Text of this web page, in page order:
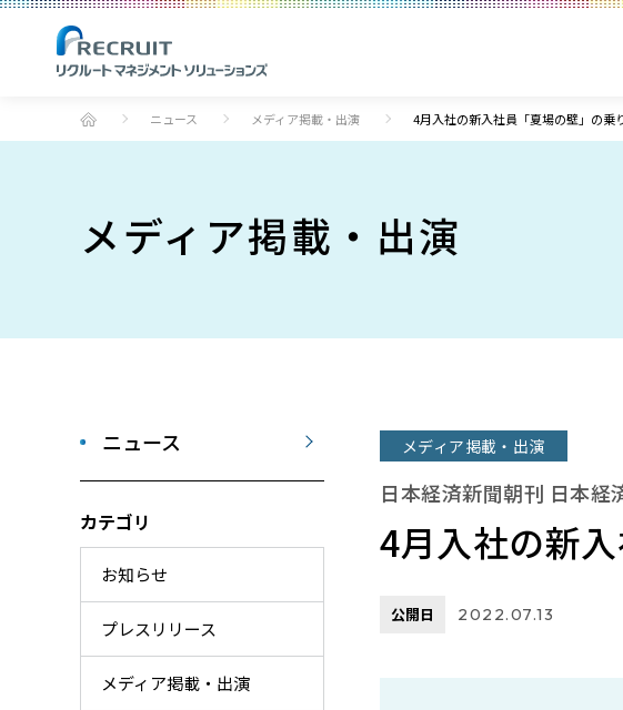
ニュース メディア掲載・出演 4月入社の新入社員「夏場の壁」の乗
メディア掲載・出演
ニュース
カテゴリ
お知らせ
プレスリリース
メディア掲載・出演
メディア掲載・出演
日本経済新聞朝刊 日本経
4月入社の新
公開日 2022.07.13